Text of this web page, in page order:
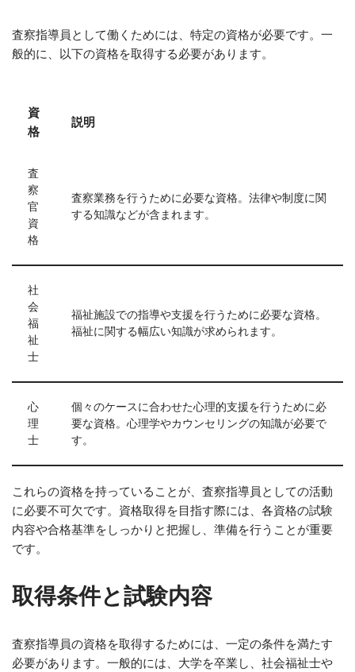
査察指導員として働くためには、特定の資格が必要です。一
般的に、以下の資格を取得する必要があります。
資
格
説明
査
察
官
資
格
査察業務を行うために必要な資格。法律や制度に関
する知識などが含まれます。
社
会
福
祉
士
福祉施設での指導や支援を行うために必要な資格。
福祉に関する幅広い知識が求められます。
心
理
士
個々のケースに合わせた心理的支援を行うために必
要な資格。心理学やカウンセリングの知識が必要で
す。
これらの資格を持っていることが、査察指導員としての活動
に必要不可欠です。資格取得を目指す際には、各資格の試験
内容や合格基準をしっかりと把握し、準備を行うことが重要
です。
取得条件と試験内容
査察指導員の資格を取得するためには、一定の条件を満たす
必要があります。一般的には、大学を卒業し、社会福祉士や